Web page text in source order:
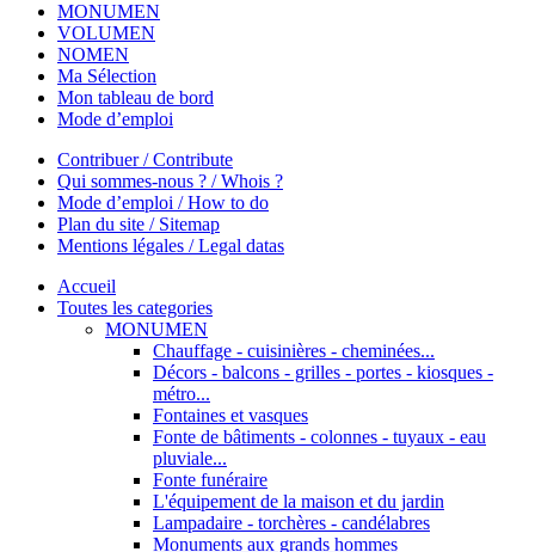
MONUMEN
VOLUMEN
NOMEN
Ma Sélection
Mon tableau de bord
Mode d’emploi
Contribuer / Contribute
Qui sommes-nous ? / Whois ?
Mode d’emploi / How to do
Plan du site / Sitemap
Mentions légales / Legal datas
Accueil
Toutes les categories
MONUMEN
Chauffage - cuisinières - cheminées...
Décors - balcons - grilles - portes - kiosques -
métro...
Fontaines et vasques
Fonte de bâtiments - colonnes - tuyaux - eau
pluviale...
Fonte funéraire
L'équipement de la maison et du jardin
Lampadaire - torchères - candélabres
Monuments aux grands hommes